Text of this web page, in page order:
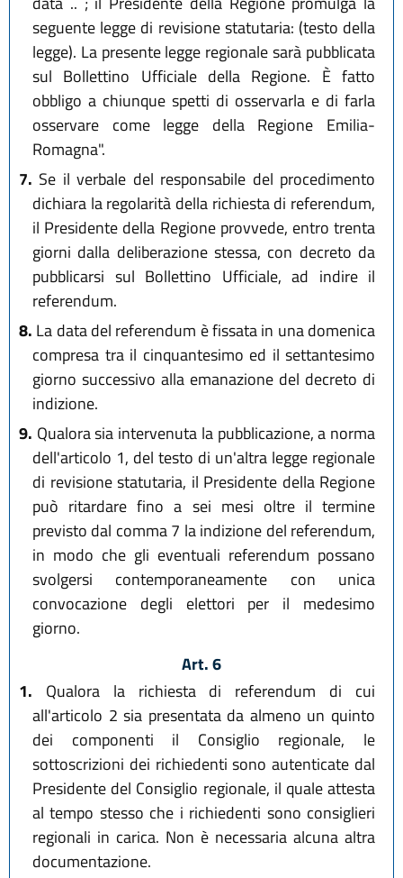
seguente legge di revisione statutaria: (testo della
legge). La presente legge regionale sarà pubblicata
sul Bollettino Ufficiale della Regione. È fatto
obbligo a chiunque spetti di osservarla e di farla
osservare come legge della Regione Emilia-
Romagna".
7. Se il verbale del responsabile del procedimento
dichiara la regolarità della richiesta di referendum,
il Presidente della Regione provvede, entro trenta
giorni dalla deliberazione stessa, con decreto da
pubblicarsi sul Bollettino Ufficiale, ad indire il
referendum.
8. La data del referendum è fissata in una domenica
compresa tra il cinquantesimo ed il settantesimo
giorno successivo alla emanazione del decreto di
indizione.
9. Qualora sia intervenuta la pubblicazione, a norma
dell'articolo 1, del testo di un'altra legge regionale
di revisione statutaria, il Presidente della Regione
può ritardare fino a sei mesi oltre il termine
previsto dal comma 7 la indizione del referendum,
in modo che gli eventuali referendum possano
svolgersi contemporaneamente con unica
convocazione degli elettori per il medesimo
giorno.
Art. 6
1. Qualora la richiesta di referendum di cui
all'articolo 2 sia presentata da almeno un quinto
dei componenti il Consiglio regionale, le
sottoscrizioni dei richiedenti sono autenticate dal
Presidente del Consiglio regionale, il quale attesta
al tempo stesso che i richiedenti sono consiglieri
regionali in carica. Non è necessaria alcuna altra
documentazione.